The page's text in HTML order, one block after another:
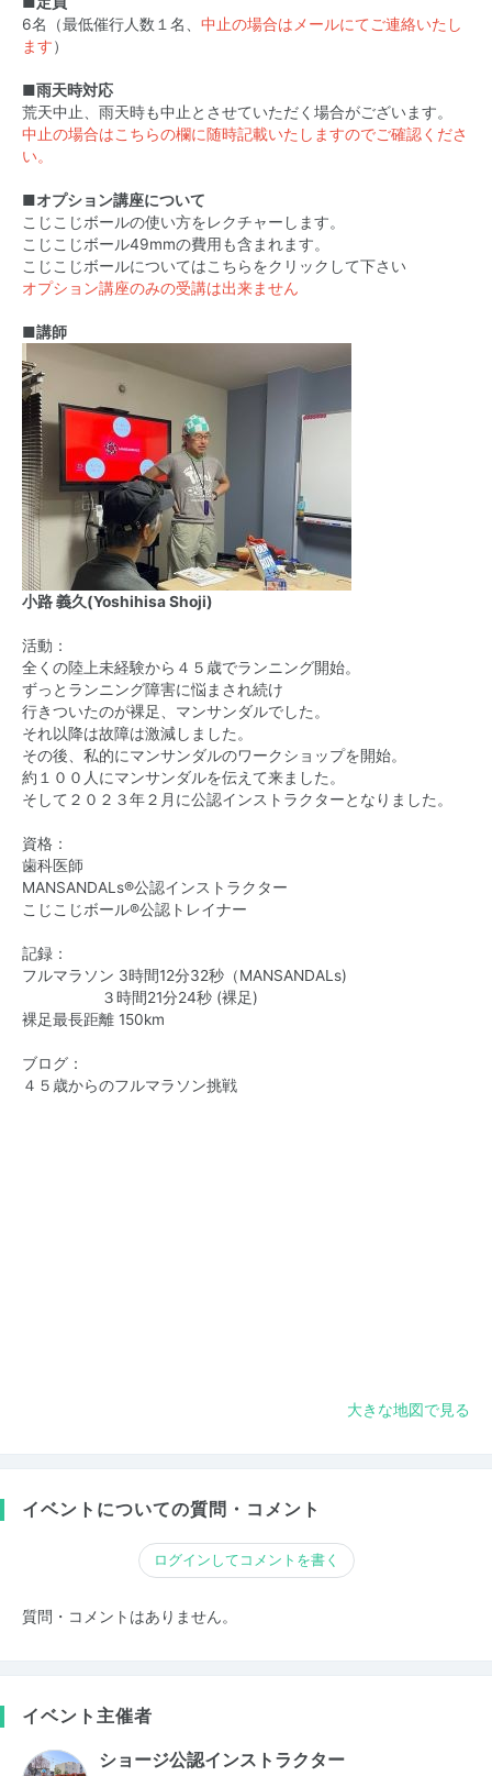
6名（最低催行人数１名、 中止の場合はメールにてご連絡いたし
ます）
■雨天時対応
荒天中止、雨天時も中止とさせていただく場合がございます。
中止の場合はこちらの欄に随時記載いたしますのでご確認くださ
い。
■オプション講座について
こじこじボールの使い方をレクチャーします。
こじこじボール49mmの費用も含まれます。
こじこじボールについてはこちらをクリックして下さい
オプション講座のみの受講は出来ません
■講師
小路 義久(Yoshihisa Shoji)
活動：
全くの陸上未経験から４５歳でランニング開始。
ずっとランニング障害に悩まされ続け
行きついたのが裸足、マンサンダルでした。
それ以降は故障は激減しました。
その後、私的にマンサンダルのワークショップを開始。
約１００人にマンサンダルを伝えて来ました。
そして２０２３年２月に公認インストラクターとなりました。
資格：
歯科医師
MANSANDALs®公認インストラクター
こじこじボール®公認トレイナー
記録：
フルマラソン 3時間12分32秒（MANSANDALs)
３時間21分24秒 (裸足)
裸足最長距離 150km
ブログ：
４５歳からのフルマラソン挑戦
大きな地図で見る
イベントについての質問・コメント
ログインしてコメントを書く
質問・コメントはありません。
イベント主催者
ショージ公認インストラクター